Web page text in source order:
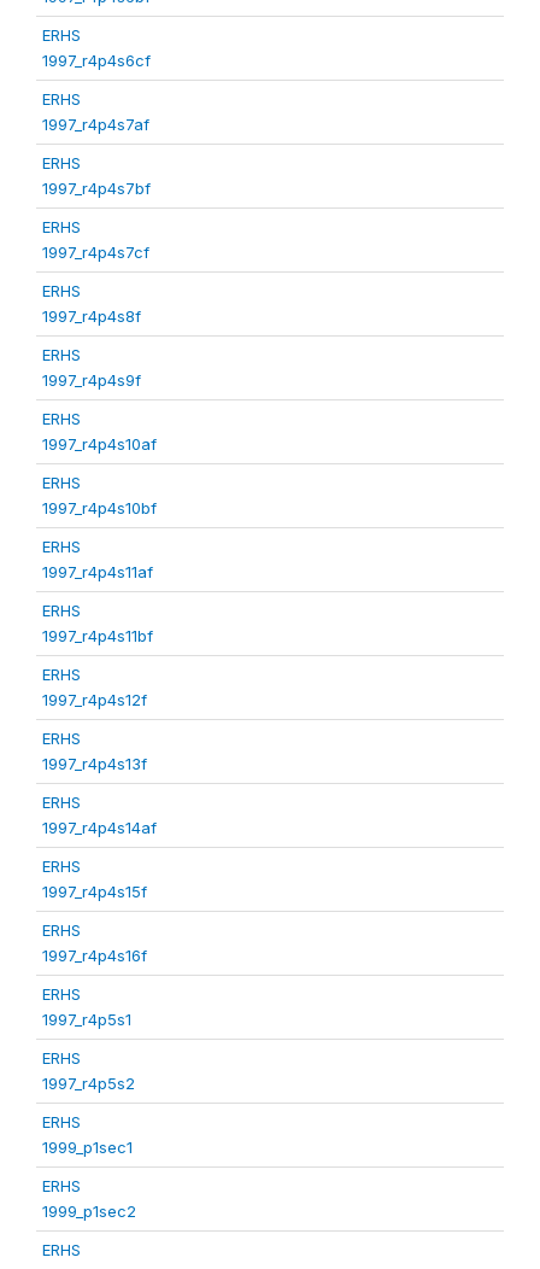
ERHS
1997_r4p4s6cf
ERHS
1997_r4p4s7af
ERHS
1997_r4p4s7bf
ERHS
1997_r4p4s7cf
ERHS
1997_r4p4s8f
ERHS
1997_r4p4s9f
ERHS
1997_r4p4s10af
ERHS
1997_r4p4s10bf
ERHS
1997_r4p4s11af
ERHS
1997_r4p4s11bf
ERHS
1997_r4p4s12f
ERHS
1997_r4p4s13f
ERHS
1997_r4p4s14af
ERHS
1997_r4p4s15f
ERHS
1997_r4p4s16f
ERHS
1997_r4p5s1
ERHS
1997_r4p5s2
ERHS
1999_p1sec1
ERHS
1999_p1sec2
ERHS